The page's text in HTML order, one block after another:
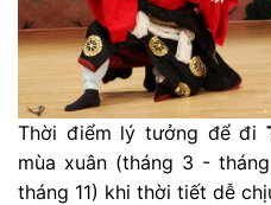
Thời điểm lý tưởng để đi
mùa xuân (tháng 3 -
tháng 11) khi thời tiết dễ